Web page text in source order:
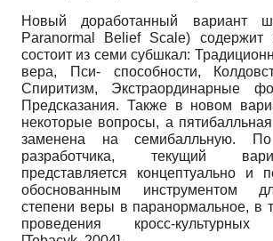
Новый доработанный вариант
Paranormal
Belief Scale) содержит
состоит из семи субшкал:
вера, Пси- способности,
Спиритизм, Экстраординарные
Предсказания. Также в новом
некоторые вопросы, а
заменена на семибалльную. По
разработчика, текущий
представляется концептуально и
обоснованным инструментом
степени веры в паранормальное, в
проведения кросс-культурных